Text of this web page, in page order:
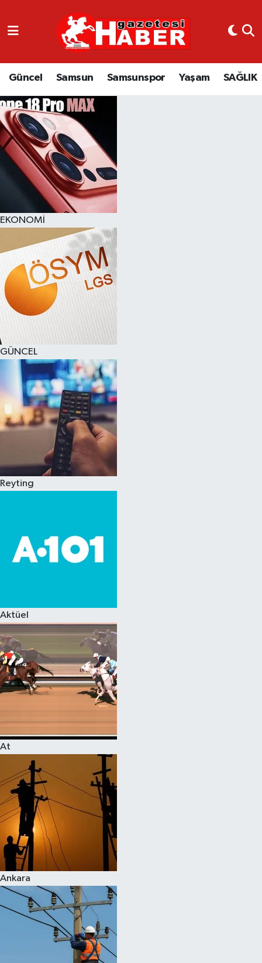
Güncel Samsun Samsunspor Yaşam SAĞLIK
EKONOMİ
GÜNCEL
Reyting
Aktüel
At
Ankara
GÜNCEL
SAMSUN
SAMSUNSPOR
EKONOMİ
YAŞAM